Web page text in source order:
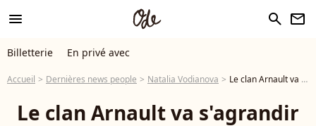
menu search newsletter
Billetterie En privé avec
Accueil Dernières news people Natalia Vodianova Le clan Arnault va s'agrandir : à 44 ans, Natalia Vodianova, la femme d'Antoine Arnault, annonce être enceinte de son sixième enfant
Le clan Arnault va s'agrandir